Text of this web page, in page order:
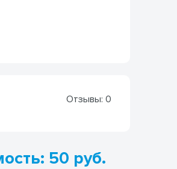
Отзывы: 0
50 руб.